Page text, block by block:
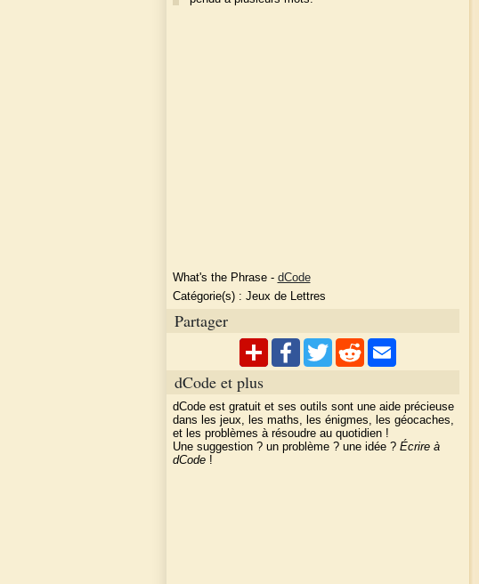
What's the Phrase- dCode
Catégorie(s) : Jeux de Lettres
Partager
dCode et plus
dCode est gratuit et ses outils sont une aide précieuse
dans les jeux, les maths, les énigmes, les géocaches,
et les problèmes à résoudre au quotidien !
Une suggestion ? un problème ? une idée ? Écrire à
dCode!